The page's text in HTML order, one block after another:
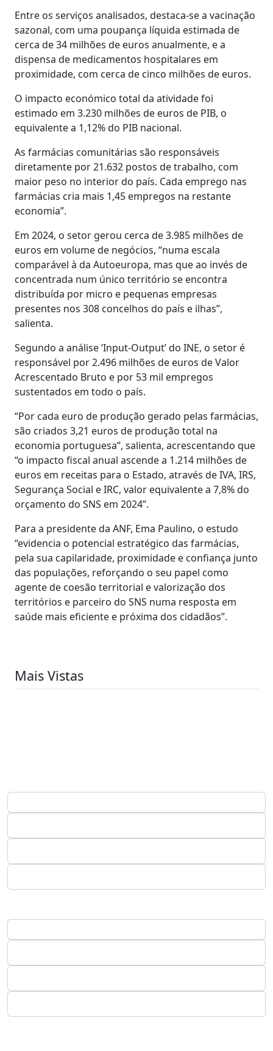
Entre os serviços analisados, destaca-se a vacinação
sazonal, com uma poupança líquida estimada de
cerca de 34 milhões de euros anualmente, e a
dispensa de medicamentos hospitalares em
proximidade, com cerca de cinco milhões de euros.
O impacto económico total da atividade foi
estimado em 3.230 milhões de euros de PIB, o
equivalente a 1,12% do PIB nacional.
As farmácias comunitárias são responsáveis
diretamente por 21.632 postos de trabalho, com
maior peso no interior do país. Cada emprego nas
farmácias cria mais 1,45 empregos na restante
economia”.
Em 2024, o setor gerou cerca de 3.985 milhões de
euros em volume de negócios, “numa escala
comparável à da Autoeuropa, mas que ao invés de
concentrada num único território se encontra
distribuída por micro e pequenas empresas
presentes nos 308 concelhos do país e ilhas”,
salienta.
Segundo a análise ‘Input-Output’ do INE, o setor é
responsável por 2.496 milhões de euros de Valor
Acrescentado Bruto e por 53 mil empregos
sustentados em todo o país.
“Por cada euro de produção gerado pelas farmácias,
são criados 3,21 euros de produção total na
economia portuguesa”, salienta, acrescentando que
“o impacto fiscal anual ascende a 1.214 milhões de
euros em receitas para o Estado, através de IVA, IRS,
Segurança Social e IRC, valor equivalente a 7,8% do
orçamento do SNS em 2024”.
Para a presidente da ANF, Ema Paulino, o estudo
“evidencia o potencial estratégico das farmácias,
pela sua capilaridade, proximidade e confiança junto
das populações, reforçando o seu papel como
agente de coesão territorial e valorização dos
territórios e parceiro do SNS numa resposta em
saúde mais eficiente e próxima dos cidadãos”.
Mais Vistas